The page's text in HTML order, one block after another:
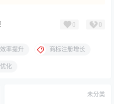
0 0
率提升 商标注册增长
化
未分类